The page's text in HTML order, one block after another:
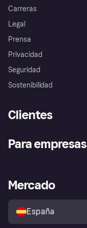
Carreras
Legal
Prensa
Privacidad
Seguridad
Sostenibilidad
Clientes
Inicio de sesión
Directorio de tiendas
Política de protección al
comprador de Klarna
Reclamaciones
Para empresas
Acceso empresas
Mercado
España